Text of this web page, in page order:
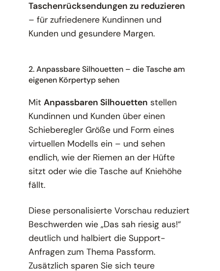
Taschenrücksendungen zu reduzieren
– für zufriedenere Kundinnen und
Kunden und gesundere Margen.
2. Anpassbare Silhouetten – die Tasche am
eigenen Körpertyp sehen
Mit Anpassbaren Silhouetten stellen
Kundinnen und Kunden über einen
Schieberegler Größe und Form eines
virtuellen Modells ein – und sehen
endlich, wie der Riemen an der Hüfte
sitzt oder wie die Tasche auf Kniehöhe
fällt.
Diese personalisierte Vorschau reduziert
Beschwerden wie „Das sah riesig aus!“
deutlich und halbiert die Support-
Anfragen zum Thema Passform.
Zusätzlich sparen Sie sich teure